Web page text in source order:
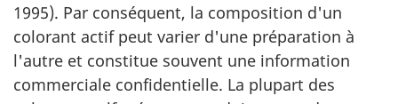
1995). Par conséquent, la composition d'un
colorant actif peut varier d'une préparation à
l'autre et constitue souvent une information
commerciale confidentielle. La plupart des